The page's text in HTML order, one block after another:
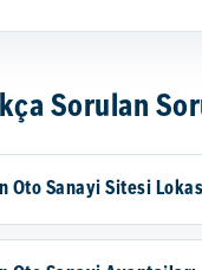
Sorulan
Oto Sanayi Sitesi